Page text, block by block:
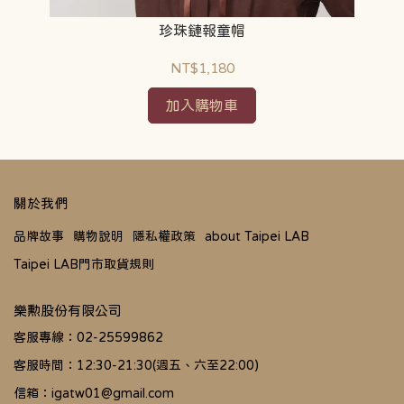
珍珠鏈報童帽
NT$1,180
加入購物車
關於我們
品牌故事 購物說明 隱私權政策
about Taipei LAB
Taipei LAB門市取貨規則
樂勲股份有限公司
客服專線：02-25599862
客服時間：12:30-21:30(週五、六至22:00)
信箱：igatw01@gmail.com